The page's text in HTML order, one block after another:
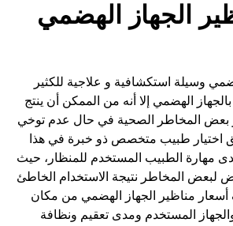
الجهاز الهضمي
وسيلة استكشافية و علاجية للكثير
الهضمي إلا أنه من الممكن أن ينتج
بعض المخاطر الصحية في حال عدم توخي
اختيار طبيب متخصص ذو خبرة في هذا
مهارة الطبيب المستخدم للمنظار، حيث
لبعض المخاطر نتيجة الاستخدام الخاطئ
أسعار مناظير الجهاز الهضمي من مكان
المستخدم ومدى تعقيم ونظافة